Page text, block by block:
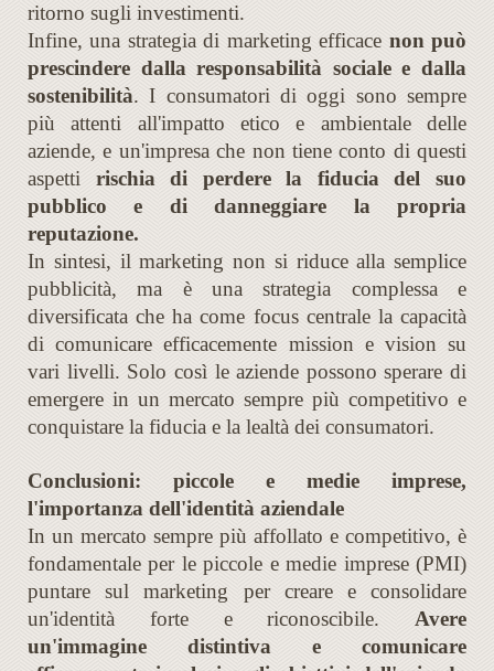
ritorno sugli investimenti.
Infine, una strategia di marketing efficace non può
prescindere dalla responsabilità sociale e dalla
sostenibilità. I consumatori di oggi sono sempre
più attenti all'impatto etico e ambientale delle
aziende, e un'impresa che non tiene conto di questi
aspetti rischia di perdere la fiducia del suo
pubblico e di danneggiare la propria
reputazione.
In sintesi, il marketing non si riduce alla semplice
pubblicità, ma è una strategia complessa e
diversificata che ha come focus centrale la capacità
di comunicare efficacemente mission e vision su
vari livelli. Solo così le aziende possono sperare di
emergere in un mercato sempre più competitivo e
conquistare la fiducia e la lealtà dei consumatori.
Conclusioni: piccole e medie imprese,
l'importanza dell'identità aziendale
In un mercato sempre più affollato e competitivo, è
fondamentale per le piccole e medie imprese (PMI)
puntare sul marketing per creare e consolidare
un'identità forte e riconoscibile. Avere
un'immagine distintiva e comunicare